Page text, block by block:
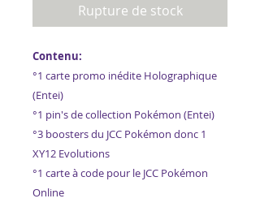
Rupture de stock
Contenu:
°1 carte promo inédite Holographique
(Entei)
°1 pin's de collection Pokémon (Entei)
°3 boosters du JCC Pokémon donc 1
XY12 Evolutions
°1 carte à code pour le JCC Pokémon
Online